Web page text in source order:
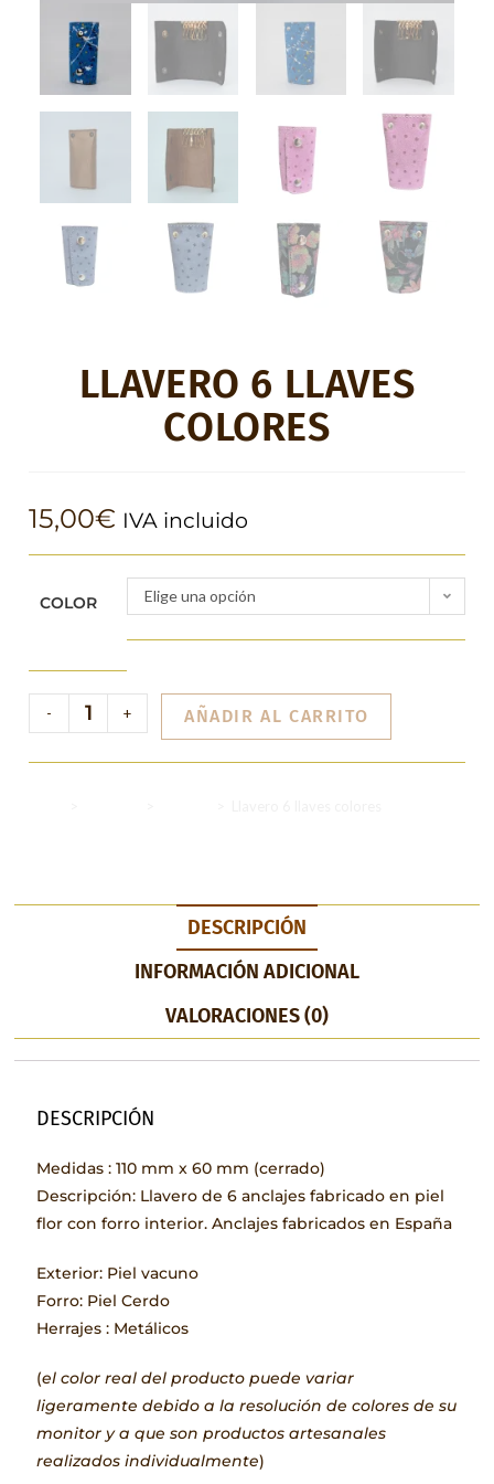
LLAVERO 6 LLAVES
COLORES
15,00€ IVA incluido
COLOR Elige una opción
- + AÑADIR AL CARRITO
DESCRIPCIÓN
INFORMACIÓN ADICIONAL
VALORACIONES (0)
DESCRIPCIÓN
Medidas : 110 mm x 60 mm (cerrado)
Descripción: Llavero de 6 anclajes fabricado en piel
flor con forro interior. Anclajes fabricados en España
Exterior: Piel vacuno
Forro: Piel Cerdo
Herrajes : Metálicos
(el color real del producto puede variar
ligeramente debido a la resolución de colores de su
monitor y a que son productos artesanales
realizados individualmente)